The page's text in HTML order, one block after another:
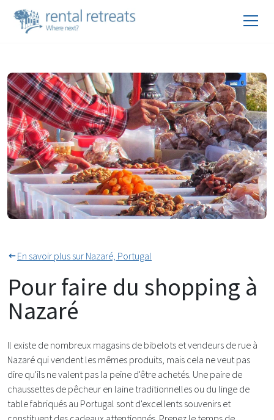
traditionnel
En savoir plus sur Nazaré, Portugal
Pour faire du shopping à
Nazaré
Il existe de nombreux magasins de bibelots et vendeurs de rue à
Nazaré qui vendent les mêmes produits, mais cela ne veut pas
dire qu'ils ne valent pas la peine d'être achetés. Une paire de
chaussettes de pêcheur en laine traditionnelles ou du linge de
table fabriqués au Portugal sont d'excellents souvenirs et